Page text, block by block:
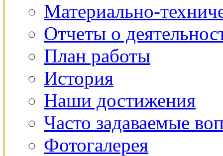
Материально-
Отчеты о
План работы
История
Наши достижения
Часто задаваемые
Фотогалерея